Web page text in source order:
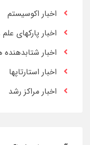
اخبار اکوسیستم
اخبار پارکهای
اخبار شتابدهنده
اخبار استارتاپها
اخبار مراکز رشد